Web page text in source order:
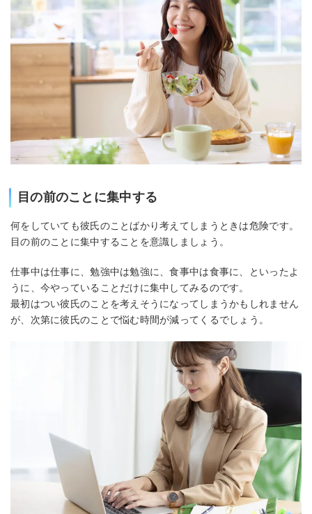
目の前のことに集中する
何をしていても彼氏のことばかり考えてしまうときは危険です。
目の前のことに集中することを意識しましょう。
仕事中は仕事に、勉強中は勉強に、食事中は食事に、といったよ
うに、今やっていることだけに集中してみるのです。
最初はつい彼氏のことを考えそうになってしまうかもしれません
が、次第に彼氏のことで悩む時間が減ってくるでしょう。